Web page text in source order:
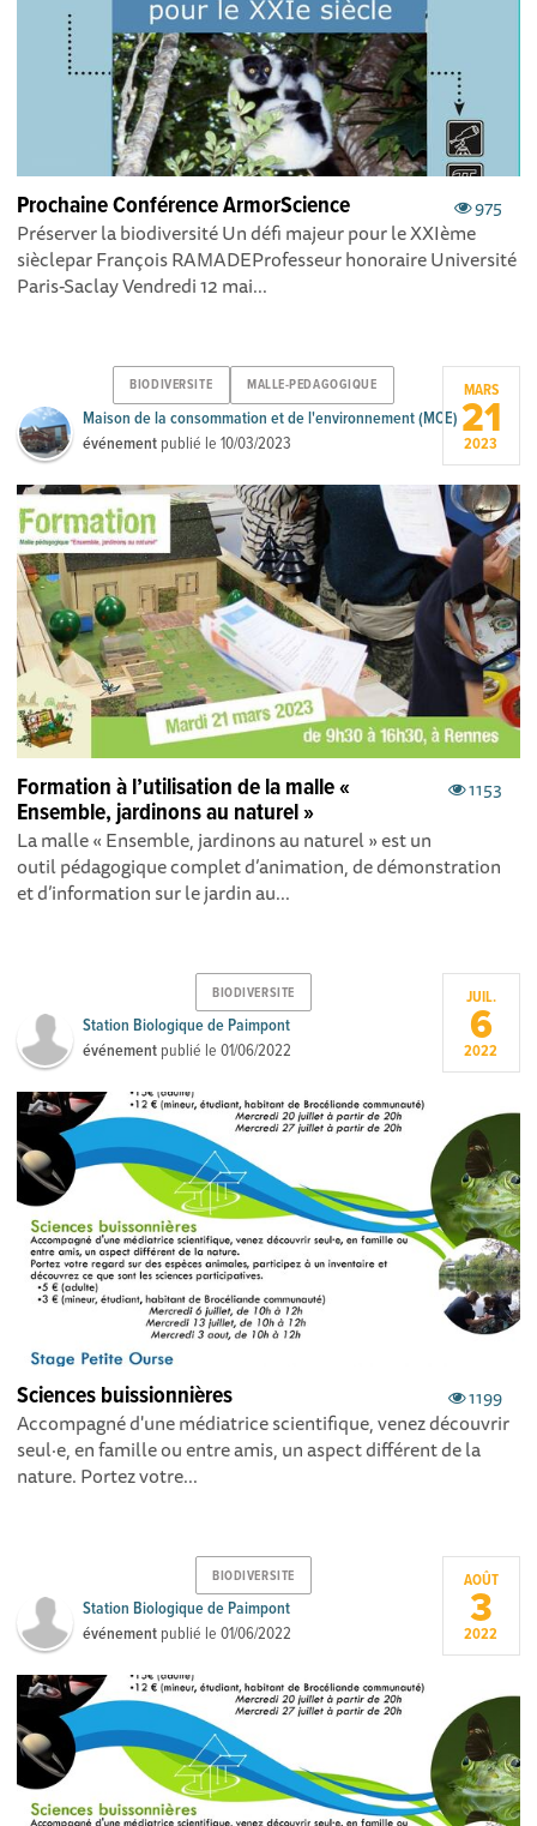
975
Prochaine Conférence ArmorScience
Préserver la biodiversité Un défi majeur pour le XXIème
sièclepar François RAMADE Professeur honoraire Université
Paris-Saclay Vendredi 12 mai...
BIODIVERSITE MALLE-PEDAGOGIQUE
Maison de la consommation et de l'environnement (MCE)
événement publié le10/03/2023
MARS
21
2023
1153
Formation à l’utilisation de la malle «
Ensemble, jardinons au naturel »
La malle « Ensemble, jardinons au naturel » est un
outil pédagogique complet d’animation, de démonstration
et d’information sur le jardin au...
BIODIVERSITE
Station Biologique de Paimpont
événement publié le01/06/2022
JUIL.
6
2022
1199
Sciences buissionnières
Accompagné d'une médiatrice scientifique, venez découvrir
seul·e, en famille ou entre amis, un aspect différent de la
nature. Portez votre...
BIODIVERSITE
Station Biologique de Paimpont
événement publié le01/06/2022
AOÛT
3
2022